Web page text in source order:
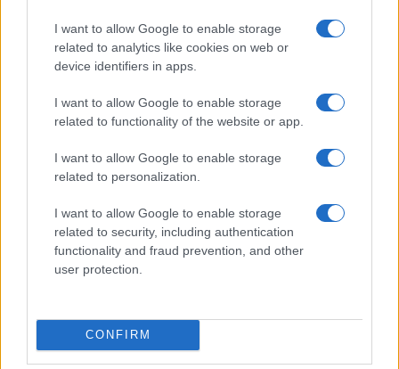
I want to allow Google to enable storage
related to analytics like cookies on web or
device identifiers in apps.
I want to allow Google to enable storage
related to functionality of the website or app.
I want to allow Google to enable storage
related to personalization.
I want to allow Google to enable storage
related to security, including authentication
functionality and fraud prevention, and other
user protection.
CONFIRM
Nyugati GSM
320.000 Ft (új)
250.000 Ft (használt)